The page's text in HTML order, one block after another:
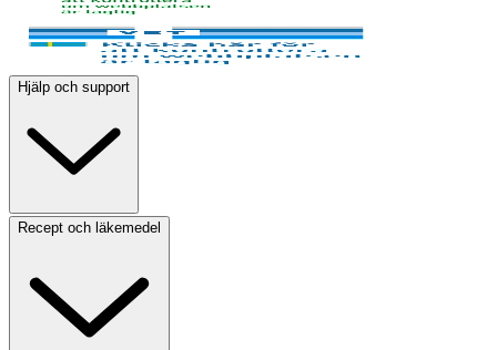
Hjälp och support
Recept och läkemedel